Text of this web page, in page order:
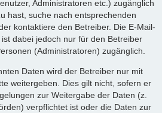
Administratoren etc.) zugänglich
hast, suche nach entsprechenden
kontaktiere den Betreiber. Die E-Mail-
dabei jedoch nur für den Betreiber
(Administratoren) zugänglich.
Daten wird der Betreiber nur mit
weitergeben. Dies gilt nicht, sofern er
zur Weitergabe der Daten (z.
verpflichtet ist oder die Daten zur